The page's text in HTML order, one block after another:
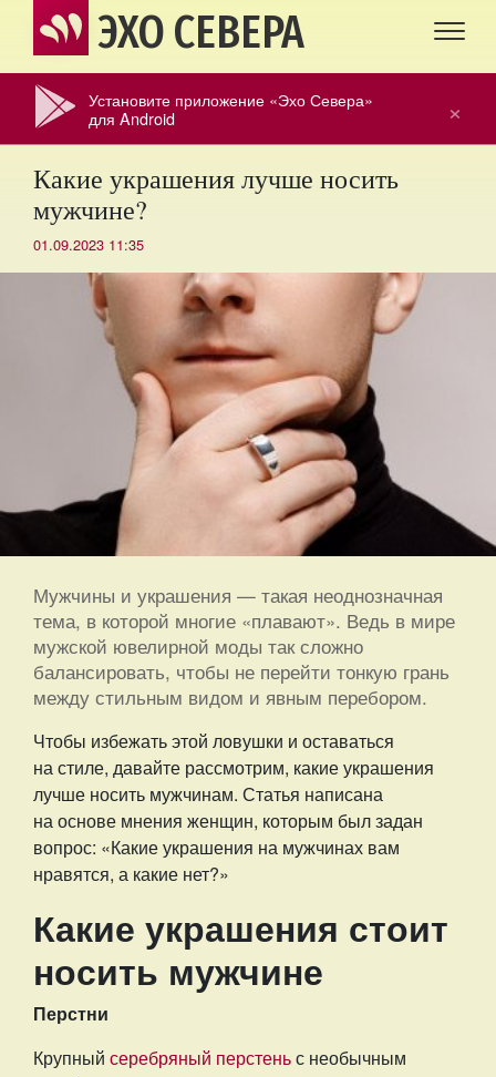
ЭХО СЕВЕРА
×
Установите приложение «Эхо Севера»
для Android
Какие украшения лучше носить
мужчине?
01.09.2023 11:35
Мужчины и украшения — такая неоднозначная
тема, в которой многие «плавают». Ведь в мире
мужской ювелирной моды так сложно
балансировать, чтобы не перейти тонкую грань
между стильным видом и явным перебором.
Чтобы избежать этой ловушки и оставаться
на стиле, давайте рассмотрим, какие украшения
лучше носить мужчинам. Статья написана
на основе мнения женщин, которым был задан
вопрос: «Какие украшения на мужчинах вам
нравятся, а какие нет?»
Какие украшения стоит
носить мужчине
Перстни
Крупный серебряный перстеньс необычным